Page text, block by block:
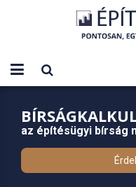
az építésügyi bírság